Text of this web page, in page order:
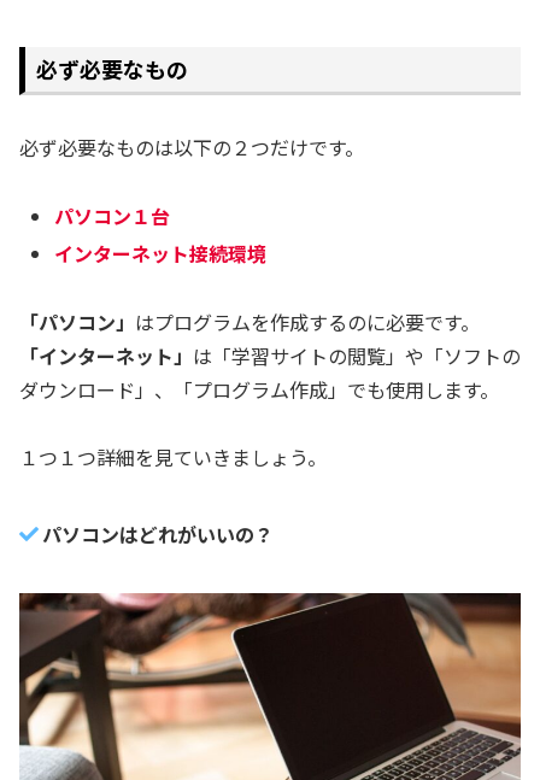
必ず必要なもの
必ず必要なものは以下の２つだけです。
パソコン１台
インターネット接続環境
「パソコン」 はプログラムを作成するのに必要です。
「インターネット」 は「学習サイトの閲覧」や「ソフトの
ダウンロード」、「プログラム作成」でも使用します。
１つ１つ詳細を見ていきましょう。
パソコンはどれがいいの？